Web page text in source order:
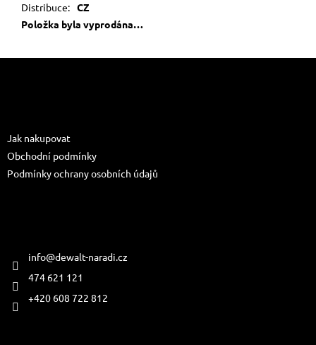
Distribuce: CZ
Položka byla vyprodána…
Jak nakupovat
Obchodní podmínky
Podmínky ochrany osobních údajů
info@dewalt-naradi.cz
474 621 121
+420 608 722 812